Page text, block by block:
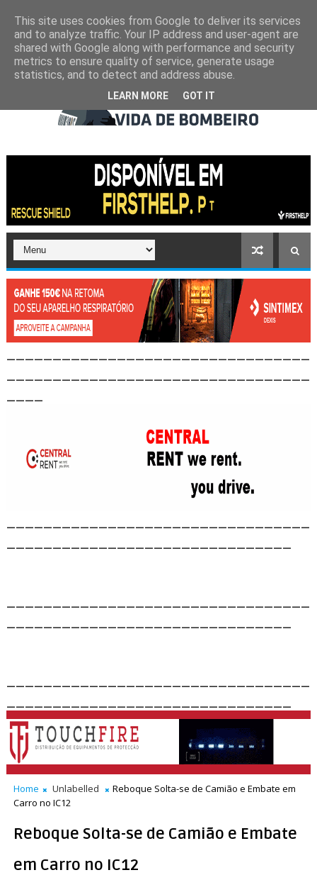
Home Unlabelled
Reboque Solta-se de Camião e Embate em
Carro no IC12
Reboque Solta-se de Camião e Embate
em Carro no IC12
This site uses cookies from Google to deliver its services
and to analyze traffic. Your IP address and user-agent are
shared with Google along with performance and security
metrics to ensure quality of service, generate usage
statistics, and to detect and address abuse.
LEARN MORE GOT IT